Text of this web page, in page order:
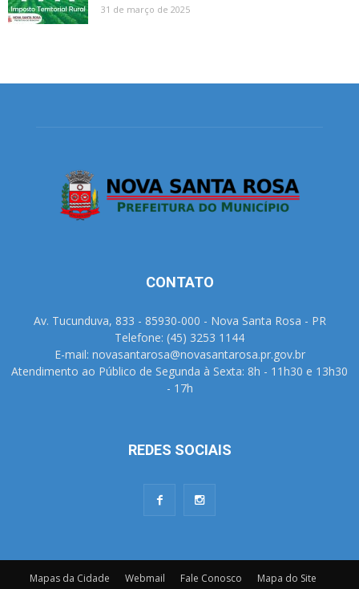
31 de março de 2025
CONTATO
Av. Tucunduva, 833 - 85930-000 - Nova Santa Rosa - PR
Telefone: (45) 3253 1144
E-mail: novasantarosa@novasantarosa.pr.gov.br
Atendimento ao Público de Segunda à Sexta: 8h - 11h30 e 13h30
- 17h
REDES SOCIAIS
Mapas da Cidade Webmail Fale Conosco Mapa do Site